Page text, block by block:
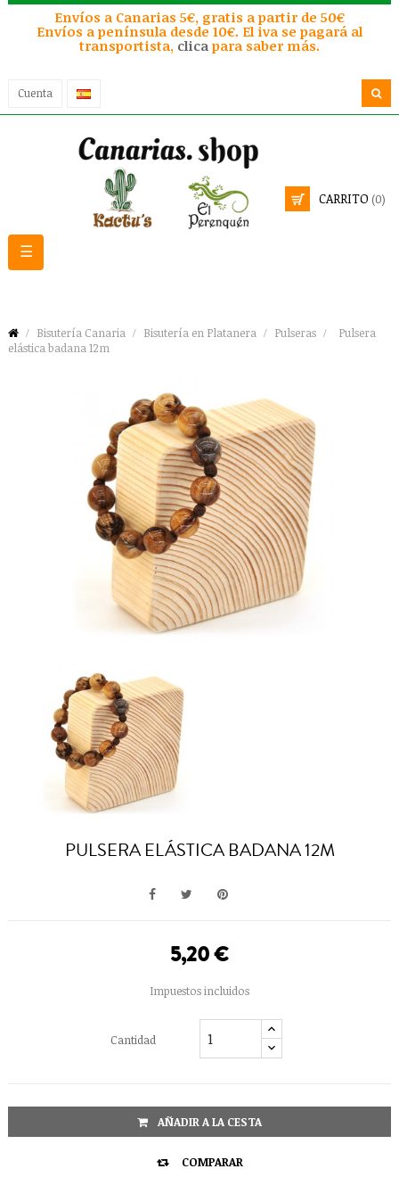
Envíos a Canarias 5€, gratis a partir de 50€
Envíos a península desde 10€. El iva se pagará al
transportista, clica para saber más.
Cuenta
CARRITO (0)
Navegación
de
☰
Bisutería Canaria Bisutería en Platanera Pulseras
Pulsera
elástica badana 12m
PULSERA ELÁSTICA BADANA 12M
5,20 €
Impuestos incluidos
Cantidad
AÑADIR A LA CESTA
 COMPARAR